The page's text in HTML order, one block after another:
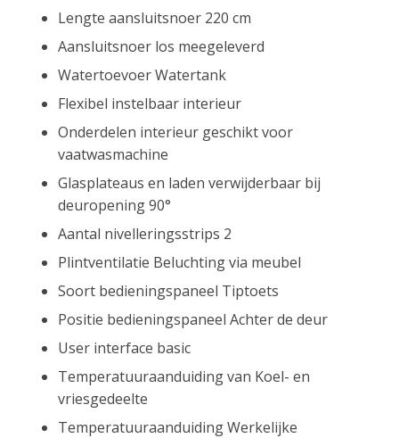
Lengte aansluitsnoer 220 cm
Aansluitsnoer los meegeleverd
Watertoevoer Watertank
Flexibel instelbaar interieur
Onderdelen interieur geschikt voor
vaatwasmachine
Glasplateaus en laden verwijderbaar bij
deuropening 90°
Aantal nivelleringsstrips 2
Plintventilatie Beluchting via meubel
Soort bedieningspaneel Tiptoets
Positie bedieningspaneel Achter de deur
User interface basic
Temperatuuraanduiding van Koel- en
vriesgedeelte
Temperatuuraanduiding Werkelijke